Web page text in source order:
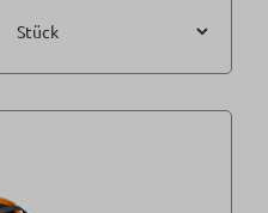
erhöhen